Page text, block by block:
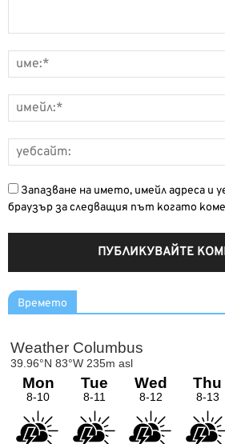
Запазване на името, имейл адреса и
браузър за следващия път когато
Времето